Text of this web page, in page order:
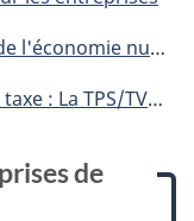
numérique
de l'économie numérique
de